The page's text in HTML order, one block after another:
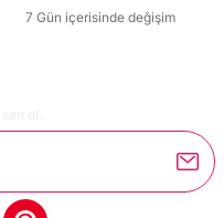
7 Gün içerisinde değişim